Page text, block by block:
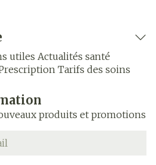
utiles Actualités santé
Tarifs des soins
produits et promotions